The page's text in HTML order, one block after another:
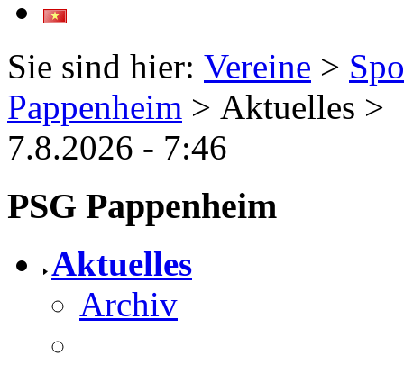
Sie sind hier: Vereine >
Pappenheim > Aktuelles >
7.8.2026 - 7:46
PSG Pappenheim
Aktuelles
Archiv